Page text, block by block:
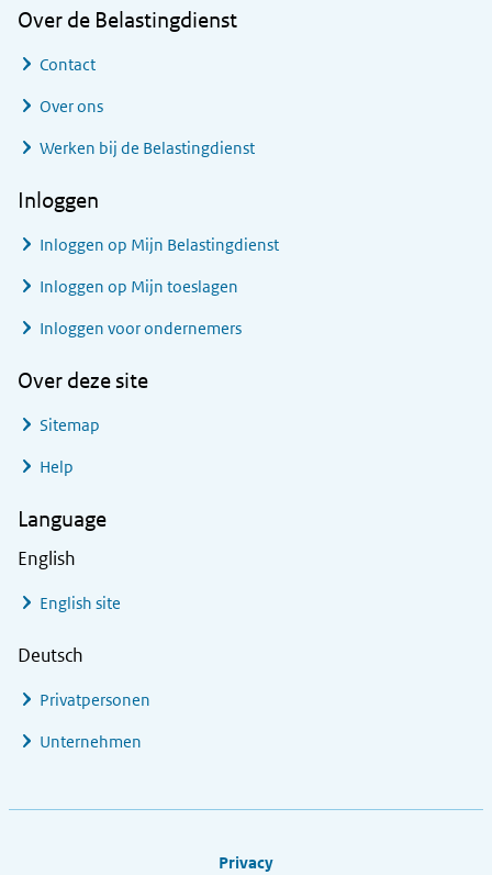
Over de Belastingdienst
Contact
Over ons
Werken bij de Belastingdienst
Inloggen
Inloggen op Mijn Belastingdienst
Inloggen op Mijn toeslagen
Inloggen voor ondernemers
Over deze site
Sitemap
Help
Language
English
English site
Deutsch
Privatpersonen
Unternehmen
Privacy